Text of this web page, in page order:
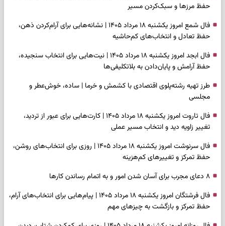
حفظ مرزها و سبک‌کردن مسیر
فال شمع امروز یکشنبه ۱۸ مرداد ۱۴۰۵ | نشانه‌هایی برای آرام‌کردن ذهن،
حفظ تعادل و انتخاب‌های کم‌حاشیه
فال ابجد امروز یکشنبه ۱۸ مرداد ۱۴۰۵ | نیت‌هایی برای انتخاب سنجیده،
حفظ آرامش و پایان‌دادن به بلاتکلیفی‌ها
طرز تهیه رشته‌پلوی اقتصادی با کشمش و خرما | ساده، خوش‌عطر و
مجلسی
فال تاروت امروز یکشنبه ۱۸ مرداد ۱۴۰۵ | کارت‌هایی برای عبور از تردید،
تغییر زاویه دید و انتخاب مسیر عملی
فال سرنوشت امروز یکشنبه ۱۸ مرداد ۱۴۰۵ | روزی برای انتخاب‌های روشن،
حفظ تمرکز و تغییرهای کم‌هزینه
۸ دعای مجرب برای آسان شدن امور و به اتمام رساندن کار‌ها
فال فرشتگان امروز یکشنبه ۱۸ مرداد ۱۴۰۵ | پیام‌هایی برای انتخاب‌های آرام،
حفظ تمرکز و بازگشت به چیزهای مهم